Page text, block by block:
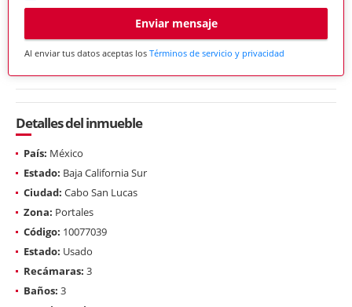
Enviar mensaje
Al enviar tus datos aceptas los Términos de servicio y privacidad
Detalles del inmueble
País: México
Estado: Baja California Sur
Ciudad: Cabo San Lucas
Zona: Portales
Código: 10077039
Estado: Usado
Recámaras: 3
Baños: 3